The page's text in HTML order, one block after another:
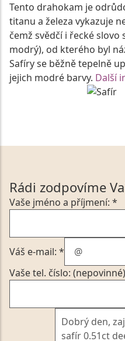
Tento drahokam je
titanu a železa vykazuje
čemž svědčí i řecké
modrý), od kterého byl
Safíry se běžně tepelně
jejich modré barvy. Další
Rádi zodpovíme
Vaše jméno a příjmení: *
Váš e-mail: *
Vaše tel. číslo: (nepovinné)